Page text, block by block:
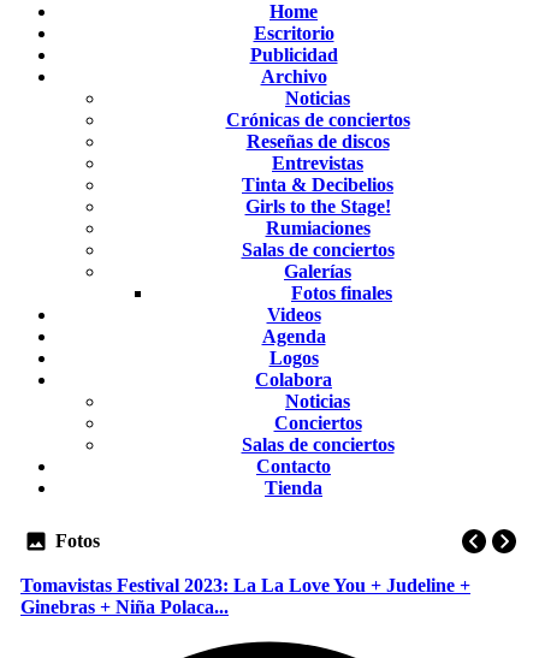
Home
Escritorio
Publicidad
Archivo
Noticias
Crónicas de conciertos
Reseñas de discos
Entrevistas
Tinta & Decibelios
Girls to the Stage!
Rumiaciones
Salas de conciertos
Galerías
Fotos finales
Videos
Agenda
Logos
Colabora
Noticias
Conciertos
Salas de conciertos
Contacto
Tienda
Fotos
Tomavistas Festival 2023: La La Love You + Judeline +
Ginebras + Niña Polaca...